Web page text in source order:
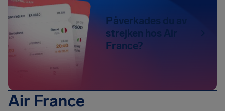
Påverkades du av
strejken hos Air
France?
Air France